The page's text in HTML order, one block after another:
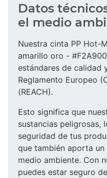
Datos
el medio
Nuestra cinta PP Hot-
amarillo oro -
estándares de calidad
Reglamento Europeo
(REACH).
Esto significa que
sustancias peligrosas,
seguridad de tus
que también aporta
medio ambiente. Con
puedes estar seguro